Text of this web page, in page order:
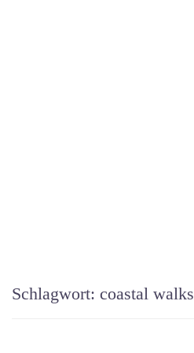
Schlagwort: coastal walks